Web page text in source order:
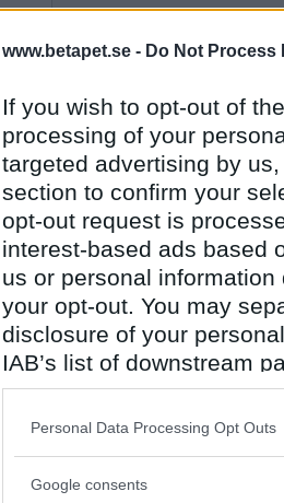
www.betapet.se - Do Not Process
If you wish to opt-out of
processing of your
targeted advertising by
section to confirm your
opt-out request is
interest-based ads based
us or personal
your opt-out. You may
disclosure of your
IAB’s list of downstream
also be disclosed by us
Downstream Participants
Please note that this
Personal Data Processing Opt Outs
Google consents
inlägg:
2503
alla undrar var är han
och du säger det beror på att han
säkert en piratkopia
inlägg:
2503
och en sen sådan...
536
Vad tycker du om Kapten Krok i
Aj Aj kapten